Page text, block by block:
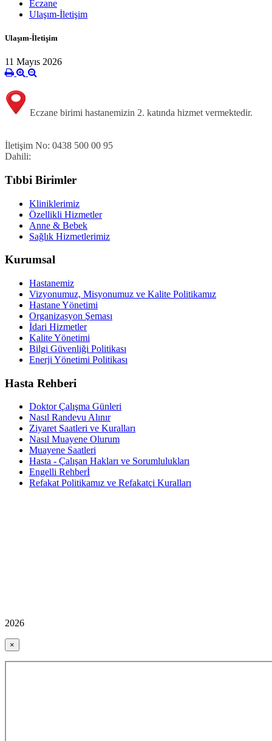
Eczane
Ulaşım-İletişim
Ulaşım-İletişim
11 Mayıs 2026
Eczane birimi hastanemizin 2. katında hizmet vermektedir.
İletişim No: 0438 500 00 95
Dahili:
Tıbbi Birimler
Kliniklerimiz
Özellikli Hizmetler
Anne & Bebek
Sağlık Hizmetlerimiz
Kurumsal
Hastanemiz
Vizyonumuz, Misyonumuz ve Kalite Politikamız
Hastane Yönetimi
Organizasyon Şeması
İdari Hizmetler
Kalite Yönetimi
Bilgi Güvenliği Politikası
Enerji Yönetimi Politikası
Hasta Rehberi
Doktor Çalışma Günleri
Nasıl Randevu Alınır
Ziyaret Saatleri ve Kuralları
Nasıl Muayene Olurum
Muayene Saatleri
Hasta - Çalışan Hakları ve Sorumlulukları
Engelli Rehberİ
Refakat Politikamız ve Refakatçi Kuralları
2026
×